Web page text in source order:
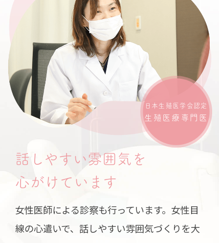
日本生殖医学会認定
生殖医療専門医
話しやすい雰囲気を
心がけています
女性医師による診察も行っています。女性目
線の心遣いで、話しやすい雰囲気づくりを大